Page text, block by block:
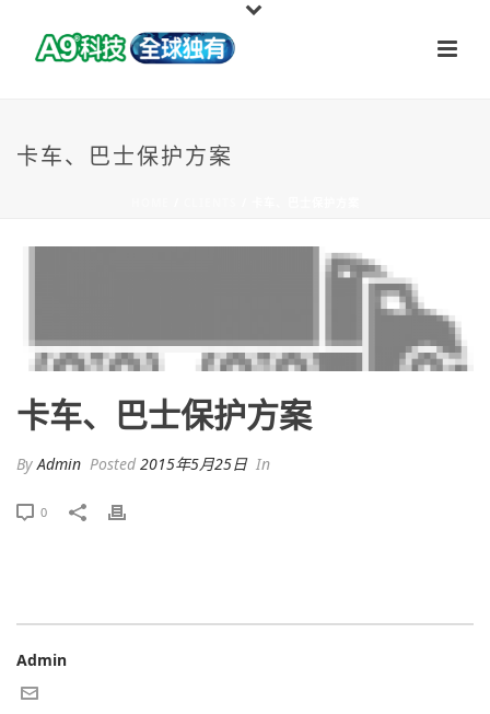
卡车、巴士保护方案
卡车、巴士保护方案
By Admin Posted2015年5月25日 In
0
Admin